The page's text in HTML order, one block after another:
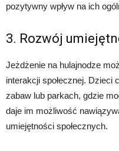
pozytywny wpływ na ich
3. Rozwój
Jeżdżenie na hulajnodze
interakcji społecznej. Dzieci
zabaw lub parkach, gdzie
daje im możliwość
umiejętności społecznych.